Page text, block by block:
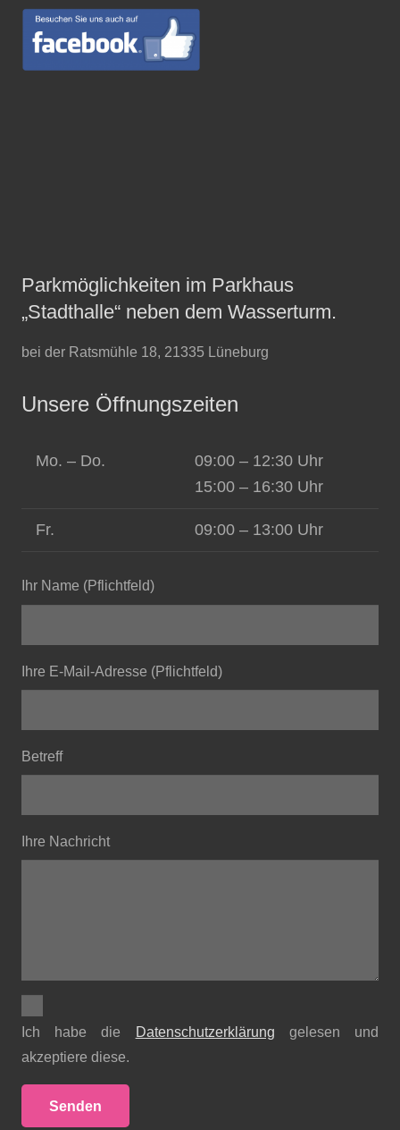
Parkmöglichkeiten im Parkhaus
„Stadthalle“ neben dem Wasserturm.
bei der Ratsmühle 18, 21335 Lüneburg
Unsere Öffnungszeiten
Mo. – Do.
09:00 – 12:30 Uhr
15:00 – 16:30 Uhr
Fr. 09:00 – 13:00 Uhr
Ihr Name (Pflichtfeld)
Ihre E-Mail-Adresse (Pflichtfeld)
Betreff
Ihre Nachricht
Ich habe die Datenschutzerklärung gelesen und
akzeptiere diese.